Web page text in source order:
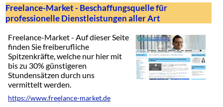
Freelance-Market - Beschaffungsquelle für
professionelle Dienstleistungen aller Art
Freelance-Market - Auf dieser Seite
finden Sie freiberufliche
Spitzenkräfte, welche nur hier mit
bis zu 30% günstigeren
Stundensätzen durch uns
vermittelt werden.
https://www.freelance-market.de